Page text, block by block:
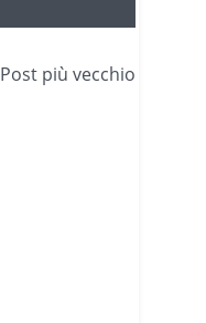
Post più vecchio